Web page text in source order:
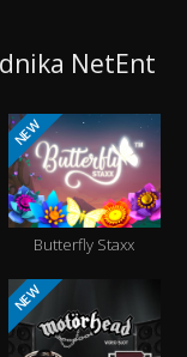
NetEnt
NEW
Butterfly Staxx
NEW